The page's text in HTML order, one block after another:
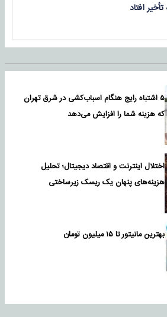
افتاد
۵ اشتباه رایج هنگام اسباب‌کشی در شرق تهران
که هزینه شما را افزایش می‌دهد
اختلال اینترنت و اقتصاد دیجیتال؛ تحلیل
هزینه‌های پنهان یک ریسک زیرساختی
بهترین مانیتور تا ۱۵ میلیون تومان